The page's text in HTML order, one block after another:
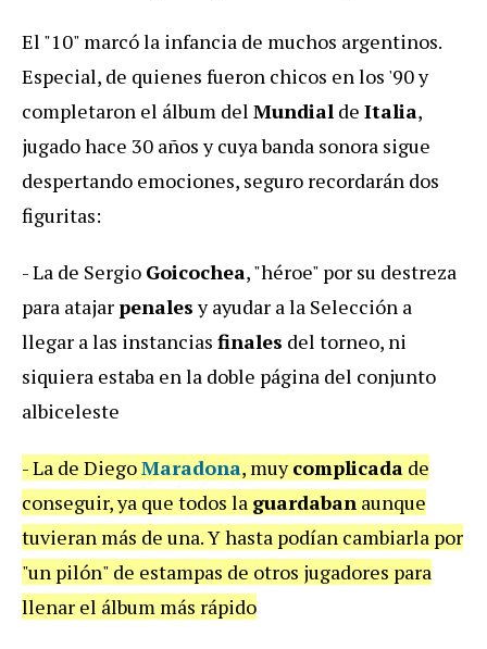
El "10" marcó la infancia de muchos argentinos.
Especial, de quienes fueron chicos en los '90 y
completaron el álbum del Mundial de Italia,
jugado hace 30 años y cuya banda sonora sigue
despertando emociones, seguro recordarán dos
figuritas:
- La de Sergio Goicochea, "héroe" por su destreza
para atajarpenalesy ayudar a la Selección a
llegar a las instancias finales del torneo, ni
siquiera estaba en la doble página del conjunto
albiceleste
- La de DiegoMaradona, muycomplicada de
conseguir, ya que todos la guardaban aunque
tuvieran más de una. Y hasta podían cambiarla por
"un pilón" de estampas de otros jugadores para
llenar el álbum más rápido